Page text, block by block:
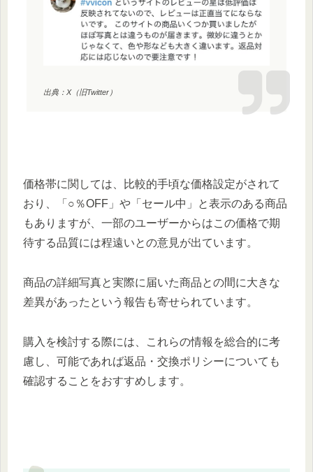
出典：X（旧Twitter）
価格帯に関しては、比較的手頃な価格設定がされて
おり、「○％OFF」や「セール中」と表示のある商品
もありますが、一部のユーザーからはこの価格で期
待する品質には程遠いとの意見が出ています。
商品の詳細写真と実際に届いた商品との間に大きな
差異があったという報告も寄せられています。
購入を検討する際には、これらの情報を総合的に考
慮し、可能であれば返品・交換ポリシーについても
確認することをおすすめします。